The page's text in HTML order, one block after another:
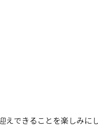
できることを楽しみに